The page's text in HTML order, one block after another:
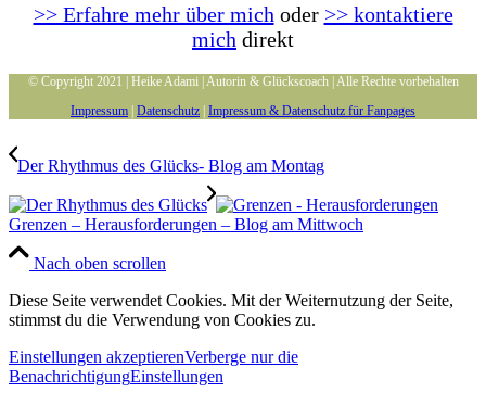
>> Erfahre mehr über mich oder >> kontaktiere
mich direkt
© Copyright 2021 | Heike Adami | Autorin & Glückscoach | Alle Rechte vorbehalten
Impressum Datenschutz Impressum & Datenschutz für Fanpages
Der Rhythmus des Glücks- Blog am Montag
Grenzen – Herausforderungen – Blog am Mittwoch
Nach oben scrollen
Diese Seite verwendet Cookies. Mit der Weiternutzung der Seite,
stimmst du die Verwendung von Cookies zu.
Einstellungen akzeptierenVerberge nur die
BenachrichtigungEinstellungen